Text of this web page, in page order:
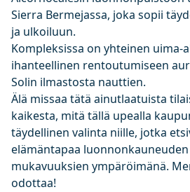
Sierra Bermejassa, joka sopii
ja ulkoiluun.
Kompleksissa on yhteinen uima-
ihanteellinen rentoutumiseen
Solin ilmastosta nauttien.
Älä missaa tätä ainutlaatuista
kaikesta, mitä tällä upealla
täydellinen valinta niille, jotka
elämäntapaa
mukavuuksien ympäröimänä.
odottaa!